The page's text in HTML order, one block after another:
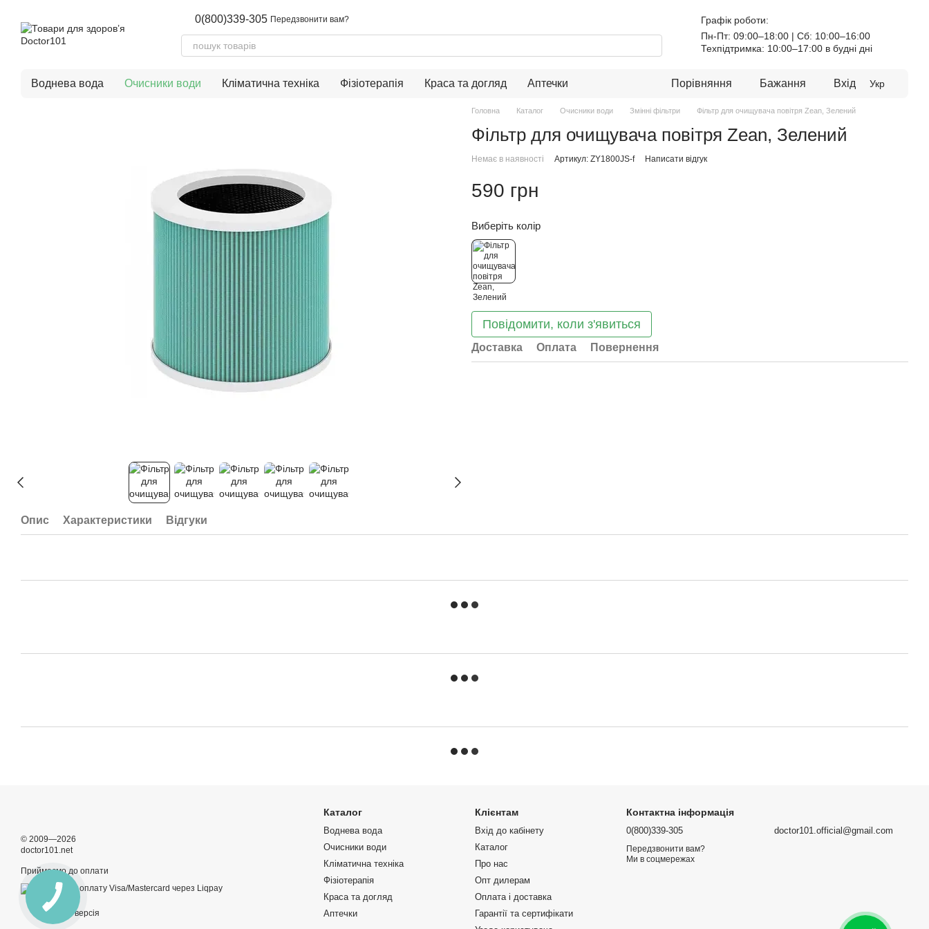
0(800)339-305 Передзвонити вам?
Графік роботи:
Пн-Пт: 09:00–18:00 | Сб: 10:00–16:00
Техпідтримка: 10:00–17:00 в будні дні
Воднева вода Очисники води Кліматична техніка Фізіотерапія Краса та догляд Аптечки Порівняння Бажання Вхід Укр
Головна Каталог Очисники води Змінні фільтри Фільтр для очищувача повітря Zean, Зелений
Фільтр для очищувача повітря Zean, Зелений
Немає в наявності Артикул: ZY1800JS-f Написати відгук
590 грн
Виберіть колір
Повідомити, коли з'явиться
Доставка Оплата Повернення
Опис Характеристики Відгуки
© 2009—2026
doctor101.net
Приймаємо до оплати
Мобільна версія
Каталог
Воднева вода
Очисники води
Кліматична техніка
Фізіотерапія
Краса та догляд
Аптечки
Клієнтам
Вхід до кабінету
Каталог
Про нас
Опт дилерам
Оплата і доставка
Гарантії та сертифікати
Контактна інформація
0(800)339-305
Передзвонити вам?
doctor101.official@gmail.com
Ми в соцмережах